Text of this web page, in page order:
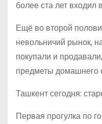
более ста лет входил
Ещё во второй
невольничий рынок,
покупали и
предметы домашнего
Ташкент сегодня:
Первая прогулка по